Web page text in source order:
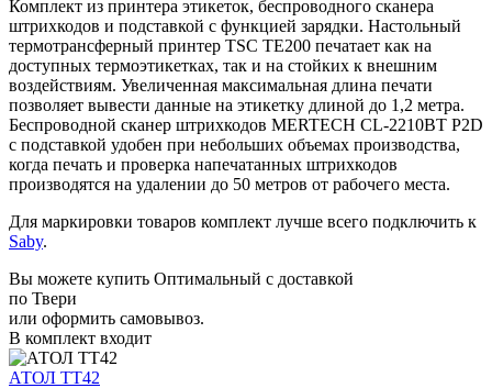
Комплект из принтера этикеток, беспроводного сканера
штрихкодов и подставкой с функцией зарядки. Настольный
термотрансферный принтер TSC TE200 печатает как на
доступных термоэтикетках, так и на стойких к внешним
воздействиям. Увеличенная максимальная длина печати
позволяет вывести данные на этикетку длиной до 1,2 метра.
Беспроводной сканер штрихкодов MERTECH CL-2210BT P2D
с подставкой удобен при небольших объемах производства,
когда печать и проверка напечатанных штрихкодов
производятся на удалении до 50 метров от рабочего места.
Для маркировки товаров комплект лучше всего подключить к
Saby.
Вы можете купить Оптимальный с доставкой
по Твери
или оформить самовывоз.
В комплект входит
АТОЛ ТТ42